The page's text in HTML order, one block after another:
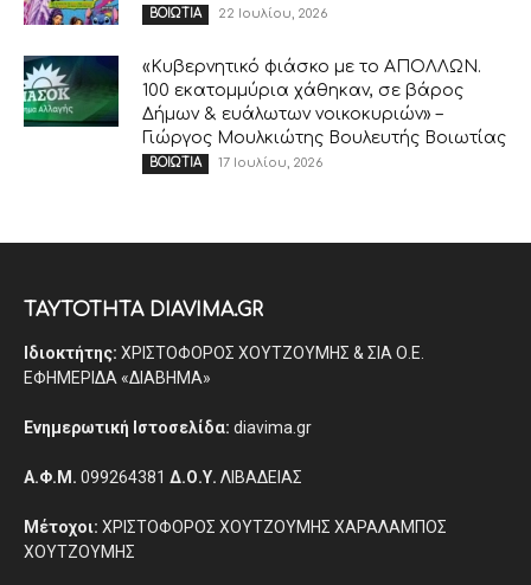
ΒΟΙΩΤΙΑ 22 Ιουλίου, 2026
«Κυβερνητικό φιάσκο με το ΑΠΟΛΛΩΝ.
100 εκατομμύρια χάθηκαν, σε βάρος
Δήμων & ευάλωτων νοικοκυριών» –
Γιώργος Μουλκιώτης Βουλευτής Βοιωτίας
ΒΟΙΩΤΙΑ 17 Ιουλίου, 2026
ΤΑΥΤΟΤΗΤΑ DIAVIMA.GR
Ιδιοκτήτης: ΧΡΙΣΤΟΦΟΡΟΣ ΧΟΥΤΖΟΥΜΗΣ & ΣΙΑ Ο.Ε.
ΕΦΗΜΕΡΙΔΑ «ΔΙΑΒΗΜΑ»
Ενημερωτική Ιστοσελίδα: diavima.gr
Α.Φ.Μ. 099264381 Δ.Ο.Υ. ΛΙΒΑΔΕΙΑΣ
Μέτοχοι: ΧΡΙΣΤΟΦΟΡΟΣ ΧΟΥΤΖΟΥΜΗΣ ΧΑΡΑΛΑΜΠΟΣ
ΧΟΥΤΖΟΥΜΗΣ